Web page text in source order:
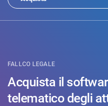
FALLCO LEGALE
Acquista il
telematico degli